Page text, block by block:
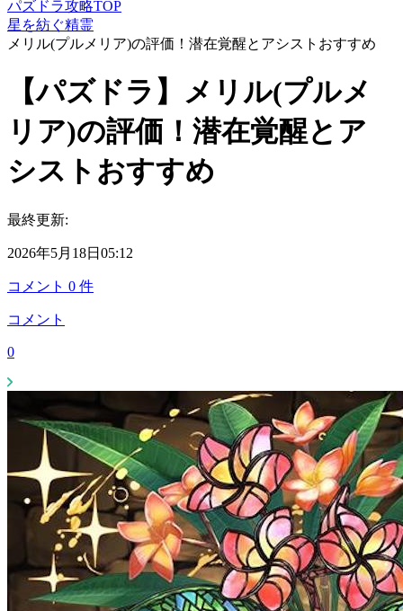
パズドラ攻略TOP
星を紡ぐ精霊
メリル(プルメリア)の評価！潜在覚醒とアシストおすすめ
【パズドラ】メリル(プルメ
リア)の評価！潜在覚醒とア
シストおすすめ
最終更新:
2026年5月18日05:12
コメント 0 件
コメント
0